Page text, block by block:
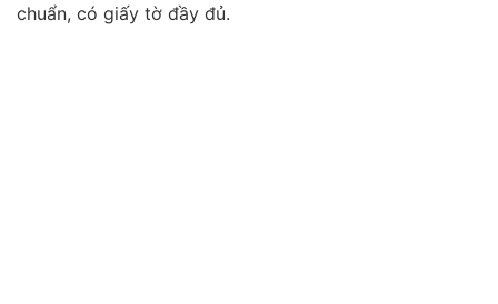
chuẩn, có giấy tờ đầy đủ.